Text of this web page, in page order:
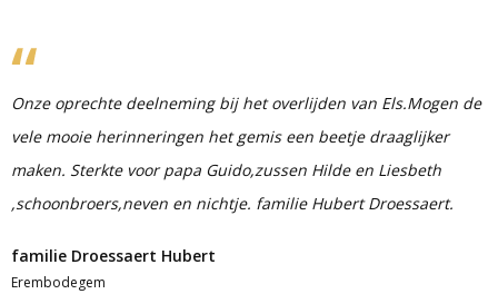
Onze oprechte deelneming bij het overlijden van Els.Mogen de
vele mooie herinneringen het gemis een beetje draaglijker
maken. Sterkte voor papa Guido,zussen Hilde en Liesbeth
,schoonbroers,neven en nichtje. familie Hubert Droessaert.
familie Droessaert Hubert
Erembodegem